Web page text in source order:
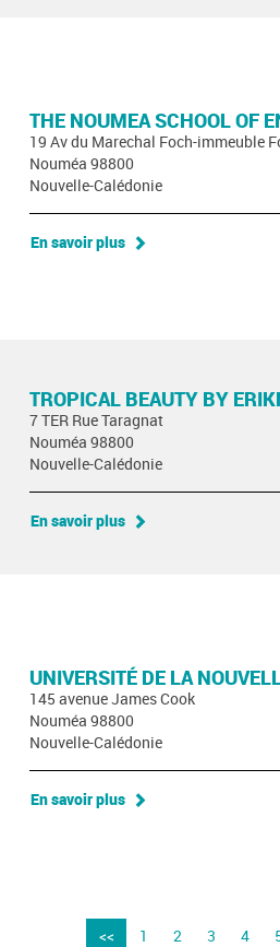
THE NOUMEA SCHOOL OF
19 Av du Marechal Foch-immeuble
Nouméa 98800
Nouvelle-Calédonie
En savoir plus
TROPICAL BEAUTY BY
7 TER Rue Taragnat
Nouméa 98800
Nouvelle-Calédonie
En savoir plus
UNIVERSITÉ DE LA
145 avenue James Cook
Nouméa 98800
Nouvelle-Calédonie
En savoir plus
<< 1 2 3 4